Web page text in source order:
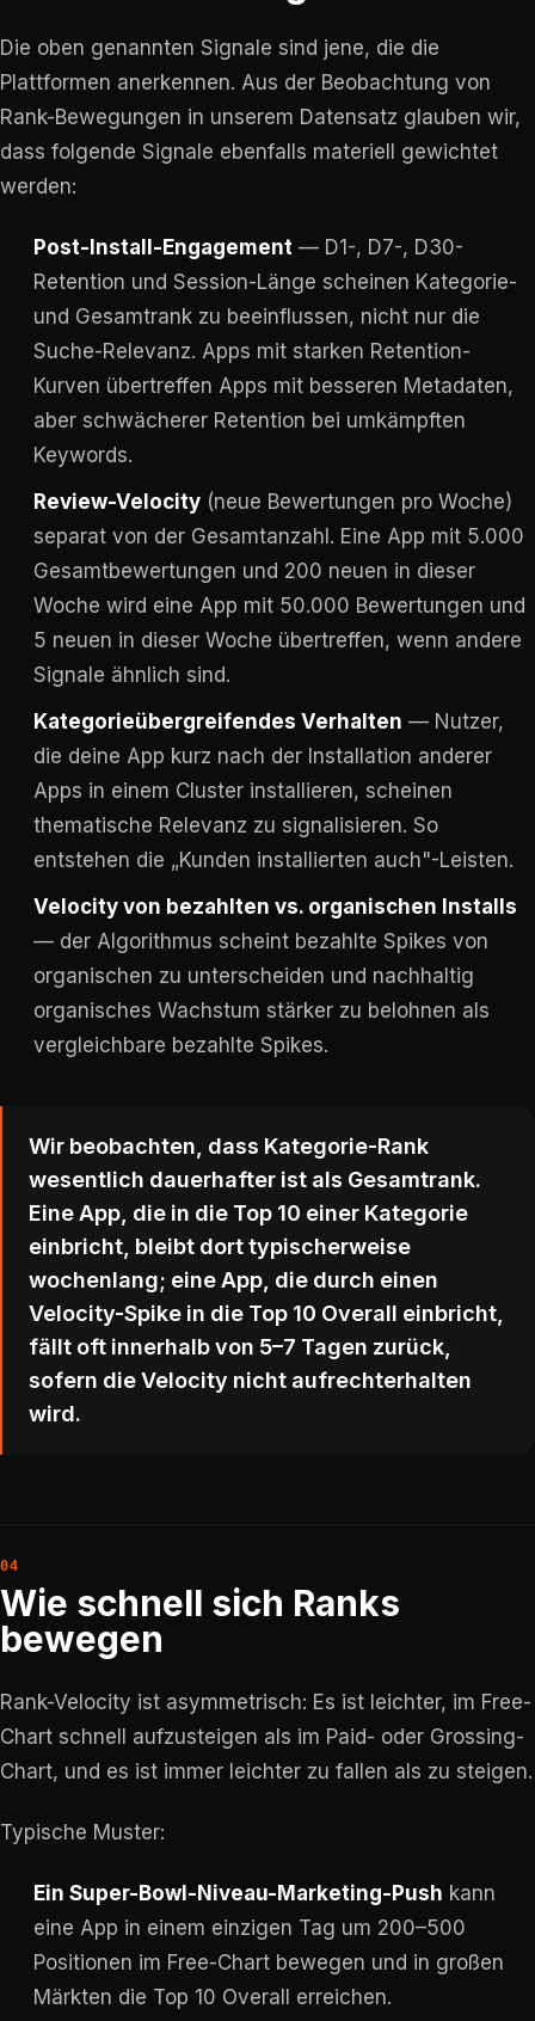
Die oben genannten Signale sind jene, die die
Plattformen anerkennen. Aus der Beobachtung von
Rank-Bewegungen in unserem Datensatz glauben wir,
dass folgende Signale ebenfalls materiell gewichtet
werden:
Post-Install-Engagement — D1-, D7-, D30-
Retention und Session-Länge scheinen Kategorie-
und Gesamtrank zu beeinflussen, nicht nur die
Suche-Relevanz. Apps mit starken Retention-
Kurven übertreffen Apps mit besseren Metadaten,
aber schwächerer Retention bei umkämpften
Keywords.
Review-Velocity (neue Bewertungen pro Woche)
separat von der Gesamtanzahl. Eine App mit 5.000
Gesamtbewertungen und 200 neuen in dieser
Woche wird eine App mit 50.000 Bewertungen und
5 neuen in dieser Woche übertreffen, wenn andere
Signale ähnlich sind.
Kategorieübergreifendes Verhalten — Nutzer,
die deine App kurz nach der Installation anderer
Apps in einem Cluster installieren, scheinen
thematische Relevanz zu signalisieren. So
entstehen die „Kunden installierten auch"-Leisten.
Velocity von bezahlten vs. organischen Installs
— der Algorithmus scheint bezahlte Spikes von
organischen zu unterscheiden und nachhaltig
organisches Wachstum stärker zu belohnen als
vergleichbare bezahlte Spikes.
Wir beobachten, dass Kategorie-Rank
wesentlich dauerhafter ist als Gesamtrank.
Eine App, die in die Top 10 einer Kategorie
einbricht, bleibt dort typischerweise
wochenlang; eine App, die durch einen
Velocity-Spike in die Top 10 Overall einbricht,
fällt oft innerhalb von 5–7 Tagen zurück,
sofern die Velocity nicht aufrechterhalten
wird.
Wie schnell sich Ranks
bewegen
Rank-Velocity ist asymmetrisch: Es ist leichter, im Free-
Chart schnell aufzusteigen als im Paid- oder Grossing-
Chart, und es ist immer leichter zu fallen als zu steigen.
Typische Muster:
Ein Super-Bowl-Niveau-Marketing-Push kann
eine App in einem einzigen Tag um 200–500
Positionen im Free-Chart bewegen und in großen
Märkten die Top 10 Overall erreichen.